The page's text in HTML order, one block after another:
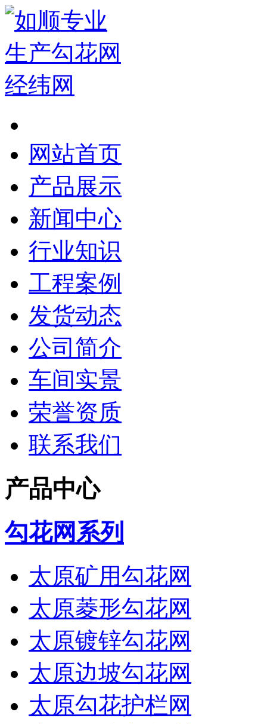
网站首页
产品展示
新闻中心
行业知识
工程案例
发货动态
公司简介
车间实景
荣誉资质
联系我们
产品中心
勾花网系列
太原矿用勾花网
太原菱形勾花网
太原镀锌勾花网
太原边坡勾花网
太原勾花护栏网